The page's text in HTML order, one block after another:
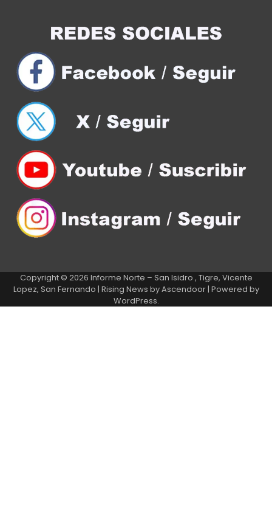
Copyright © 2026 Informe Norte – San Isidro , Tigre, Vicente
Lopez, San Fernando | Rising News byAscendoor| Powered by
WordPress.